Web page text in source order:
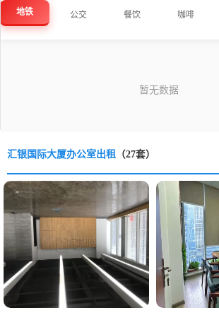
地铁 公交 餐饮 咖啡
汇银国际大厦办公室出租 （27套）